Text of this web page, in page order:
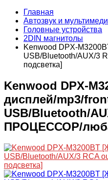
Главная
Автозвук и
Головные устройства
2DIN магнитолы
Kenwood DPX-
USB/Bluetooth/AUX/
подсветка]
Kenwood DPX-
дисплей/mp3/
USB/Bluetooth/
ПРОЦЕССОР/